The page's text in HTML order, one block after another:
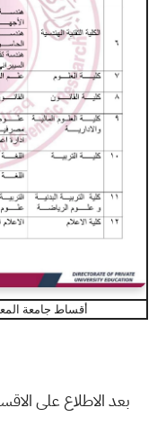
أقساط جامعة المعارف الاهلية
بعد الاطلاع على